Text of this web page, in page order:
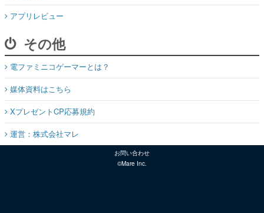
アプリレビュー
その他
電ファミニコゲーマーとは？
媒体資料はこちら
XプレゼントCP応募規約
運営：株式会社マレ
お問い合わせ
©Mare Inc.